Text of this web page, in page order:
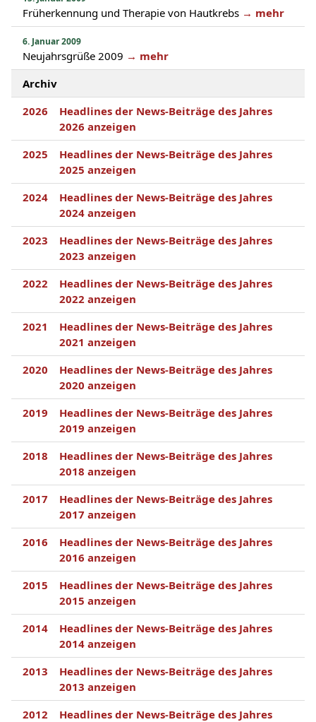
Früherkennung und Therapie von Hautkrebs → mehr
6. Januar 2009
Neujahrsgrüße 2009 → mehr
Archiv
2026
Headlines der News-Beiträge des Jahres
2026 anzeigen
2025
Headlines der News-Beiträge des Jahres
2025 anzeigen
2024
Headlines der News-Beiträge des Jahres
2024 anzeigen
2023
Headlines der News-Beiträge des Jahres
2023 anzeigen
2022
Headlines der News-Beiträge des Jahres
2022 anzeigen
2021
Headlines der News-Beiträge des Jahres
2021 anzeigen
2020
Headlines der News-Beiträge des Jahres
2020 anzeigen
2019
Headlines der News-Beiträge des Jahres
2019 anzeigen
2018
Headlines der News-Beiträge des Jahres
2018 anzeigen
2017
Headlines der News-Beiträge des Jahres
2017 anzeigen
2016
Headlines der News-Beiträge des Jahres
2016 anzeigen
2015
Headlines der News-Beiträge des Jahres
2015 anzeigen
2014
Headlines der News-Beiträge des Jahres
2014 anzeigen
2013
Headlines der News-Beiträge des Jahres
2013 anzeigen
2012
Headlines der News-Beiträge des Jahres